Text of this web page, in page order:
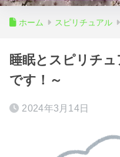
ホーム スピリチュアル
睡眠とスピリチ
です！～
2024年3月14日